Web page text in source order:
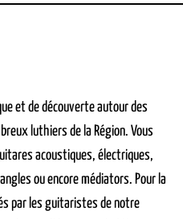
et de découverte autour des
luthiers de la Région. Vous
acoustiques, électriques,
ou encore médiators. Pour la
par les guitaristes de notre